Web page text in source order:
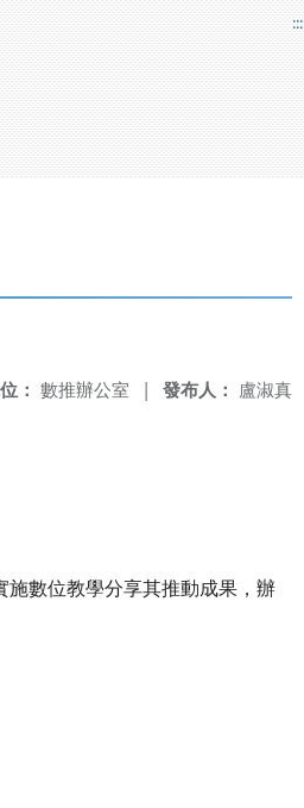
:::
發布人： 盧淑真
： 數推辦公室 |
施數位教學分享其推動成果，辦